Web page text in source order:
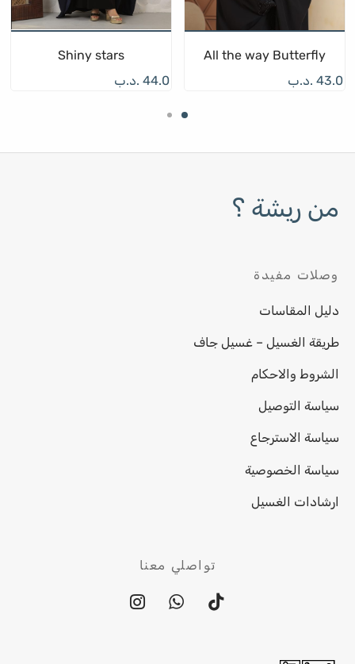
All the way Butterfly
43.0 .د.ب
Shiny stars
44.0 .د.ب
من ريشة ؟
وصلات مفيدة
دليل المقاسات
طريقة الغسيل – غسيل جاف
الشروط والاحكام
سياسة التوصيل
سياسة الاسترجاع
سياسة الخصوصية
ارشادات الغسيل
تواصلي معنا